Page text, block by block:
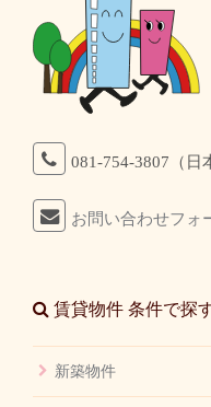
081-754-3807（日
お問い合わせフォ
賃貸物件 条件で探
新築物件